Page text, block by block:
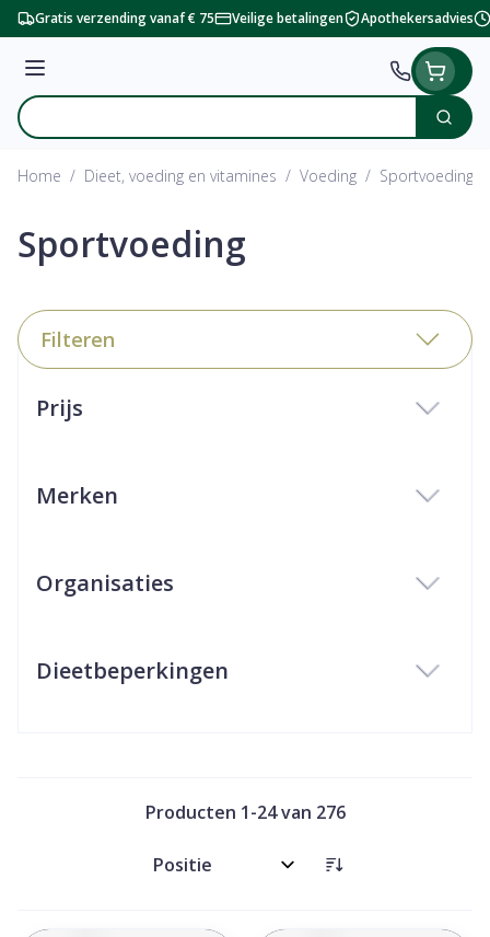
Ga naar de inhoud
Gratis verzending vanaf € 75 Veilige betalingen Apothekersadvies
Menu
Product, merk, categorie...
Zoek
Home / Dieet, voeding en vitamines / Voeding / Sportvoeding
Sportvoeding
Filteren
Prijs
Merken
Organisaties
Dieetbeperkingen
Producten 1-24van 276
Sorteer op: